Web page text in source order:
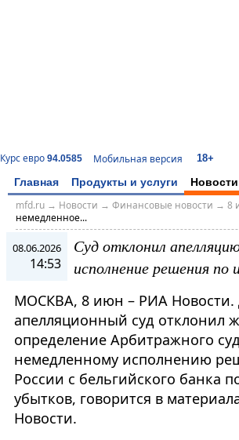
Курс евро 94.0585 Мобильная версия 18+
Главная Продукты и услуги Новости
mfd.ru→ Новости → Финансовые новости → 8
немедленное...
08.06.2026
14:53
Суд отклонил
исполнение решения
МОСКВА, 8 июн – РИА
апелляционный суд отклонил
определение Арбитражного
немедленному исполнению
России с бельгийского банка
убытков, говорится в
Новости.